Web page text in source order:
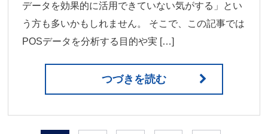
データを効果的に活用できていない気がする」とい
う方も多いかもしれません。 そこで、この記事では
POSデータを分析する目的や実 […]
つづきを読む